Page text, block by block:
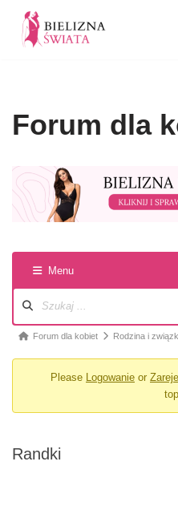
Przejdź
Forum dla
Menu
Forum dla kobiet Rodzina i
Please Logowanie or
Randki